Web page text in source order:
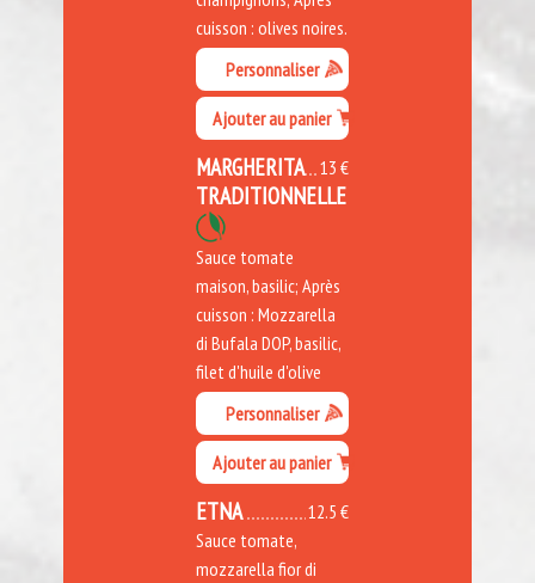
cuisson : olives noires.
Personnaliser
Ajouter au panier
13 €
MARGHERITA
TRADITIONNELLE
Sauce tomate
maison, basilic; Après
cuisson : Mozzarella
di Bufala DOP, basilic,
filet d'huile d'olive
Personnaliser
Ajouter au panier
12.5 €
ETNA
Sauce tomate,
mozzarella fior di